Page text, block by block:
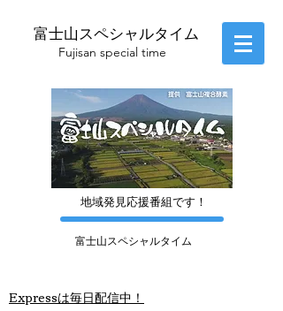
富士山スペシャルタイム
​Fujisan special time
​地域発見応援番組です！
富士山スペシャルタイム
​Expressは毎日配信中！